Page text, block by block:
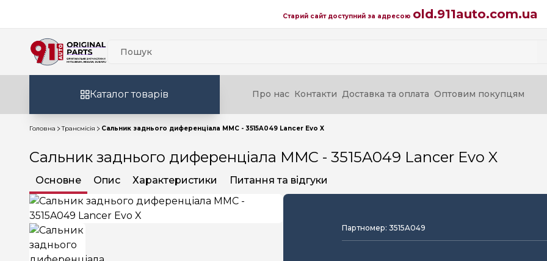
Старий сайт доступний за адресою old.911auto.com.ua
Каталог товарів Про нас Контакти Доставка та оплата Оптовим покупцям
Головна Трансмісія Сальник заднього диференціала MMC - 3515A049 Lancer Evo X
Сальник заднього диференціала MMC - 3515A049 Lancer Evo X
Основне Опис Характеристики Питання та відгуки
Партномер: 3515A049